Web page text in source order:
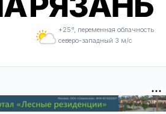
+25°, переменная облачность
северо-западный 3 м/с